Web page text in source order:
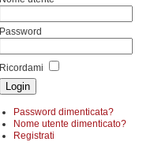
Password
Ricordami
Password dimenticata?
Nome utente dimenticato?
Registrati